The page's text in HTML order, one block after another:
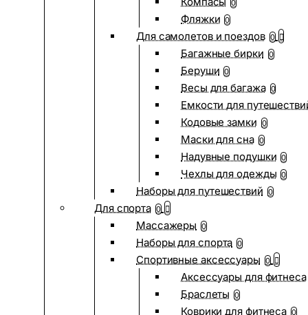
0
Фляжки 0
Для самолетов и поездов 0
Багажные бирки 0
Беруши 0
Весы для багажа 0
Емкости для
Кодовые замки 0
Маски для сна 0
Надувные подушки 0
Чехлы для одежды 0
Наборы для путешествий 0
Для спорта 0
Массажеры 0
Наборы для спорта 0
Спортивные аксессуары 0
Аксессуары для фитнеса
Браслеты 0
Коврики для фитнеса 0